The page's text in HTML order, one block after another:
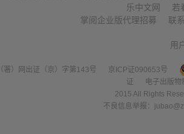
乐中文网
若
掌阅企业版代理招募
联
用
（署）网出证（京）字第143号
京ICP证090653号
证
电子出版
2015 All Rights
不良信息举报：